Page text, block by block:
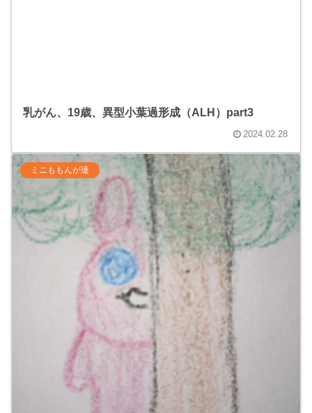
乳がん、19歳、異型小葉過形成（ALH）part3
2024.02.28
ミニももんが達